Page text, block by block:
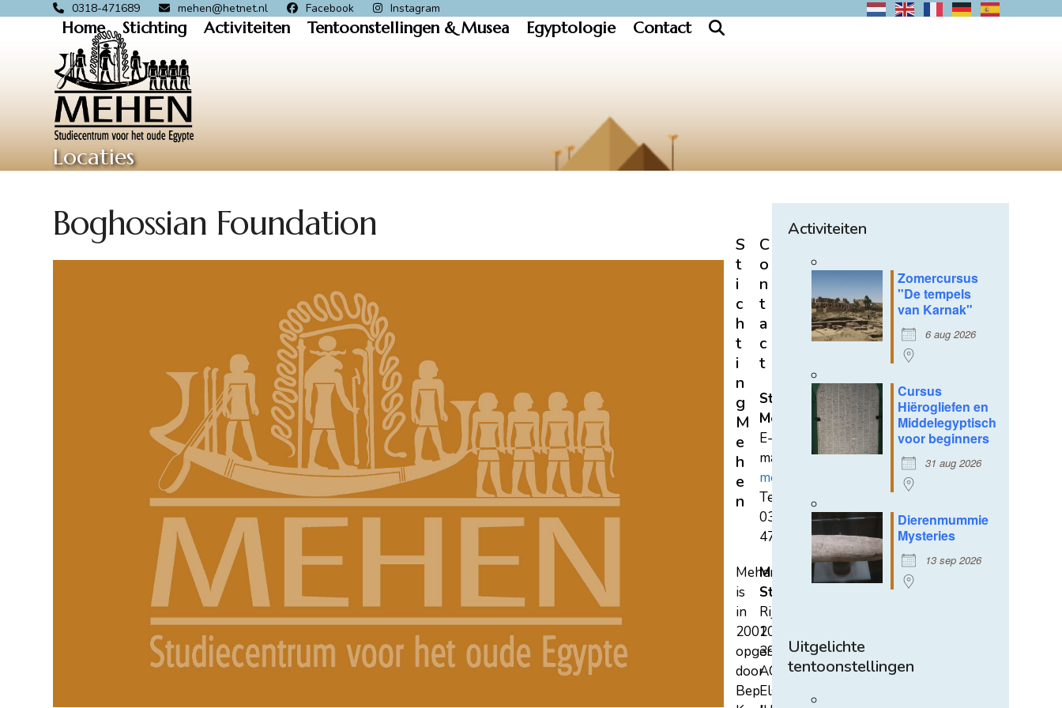
0318-471689 mehen@hetnet.nl Facebook Instagram
Home Stichting Activiteiten Tentoonstellingen & Musea Egyptologie Contact
Locaties
Boghossian Foundation Activiteiten
Zomercursus
"De tempels
van Karnak"
6 aug 2026
Cursus
Hiërogliefen en
Middelegyptisch
voor beginners
31 aug 2026
Dierenmummie
Mysteries
13 sep 2026
Uitgelichte
tentoonstellingen
S
t
i
c
h
t
i
n
g
M
e
h
e
n
Mehen
is
in
2002
opgericht
door
Bep
C
o
n
t
a
c
t
Stichting
Mehen
E-
mail:
mehen@hetnet.nl
Tel.:
0318-
471689
Mehen
Studiecentrum
Rijksstraatweg
107A
3921
AC
Elst